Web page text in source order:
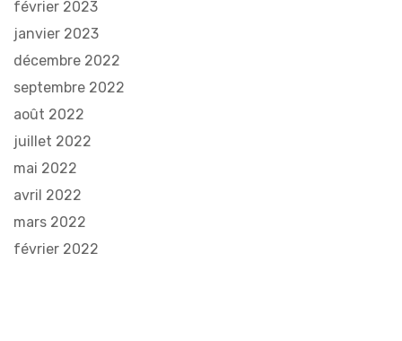
février 2023
janvier 2023
décembre 2022
septembre 2022
août 2022
juillet 2022
mai 2022
avril 2022
mars 2022
février 2022